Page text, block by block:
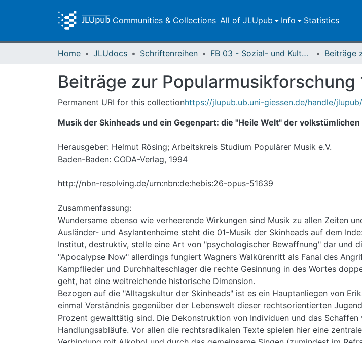
Communities & Collections All of JLUpub Info Statistics
Home JLUdocs Schriftenreihen FB 03 - Sozial- und Kulturwissenschaften
Beiträge zur Popularmusikforschung
Permanent URI for this collectionhttps://jlupub.ub.uni-giessen.de/handle/
Musik der Skinheads und ein Gegenpart: die "Heile Welt" der
Herausgeber: Helmut Rösing; Arbeitskreis Studium Populärer Musik e.V.
Baden-Baden: CODA-Verlag, 1994
http://nbn-resolving.de/urn:nbn:de:hebis:26-opus-51639
Zusammenfassung:
Wundersame ebenso wie verheerende Wirkungen sind Musik zu allen Zeiten
Ausländer- und Asylantenheime steht die 01-Musik der Skinheads auf dem
Institut, destruktiv, stelle eine Art von "psychologischer Bewaffnung" dar und
"Apocalypse Now" allerdings fungiert Wagners Walkürenritt als Fanal des
Kampflieder und Durchhalteschlager die rechte Gesinnung in des Wortes
geht, hat eine weitreichende historische Dimension.
Bezogen auf die "Alltagskultur der Skinheads" ist es ein Hauptanliegen von
einmal Verständnis gegenüber der Lebenswelt dieser rechtsorientierten
Prozent gewalttätig sind. Die Dekonstruktion von Individuen und das
Handlungsabläufe. Vor allen die rechtsradikalen Texte spielen hier eine